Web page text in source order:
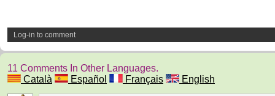
Log-in to comment
11 Comments In Other Languages.
Català
Español Français English